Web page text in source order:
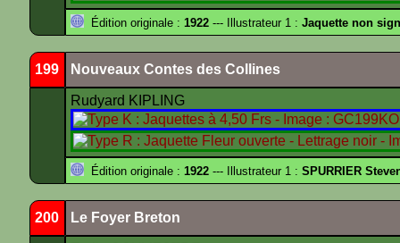
Édition originale : 1922 --- Illustrateur 1 : Jaquette non
199 Nouveaux Contes des Collines
Rudyard KIPLING
Édition originale : 1922 --- Illustrateur 1 : SPURRIER
200 Le Foyer Breton